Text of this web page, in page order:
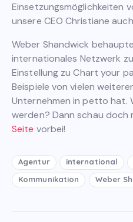
Einsetzungsmöglichkeiten
unsere CEO Christiane
Weber Shandwick
internationales Netzwerk
Einstellung zu Chart your
Beispiele von vielen
Unternehmen in petto hat.
werden? Dann schau doch
Seite vorbei!
Agentur international
Kommunikation
Weber